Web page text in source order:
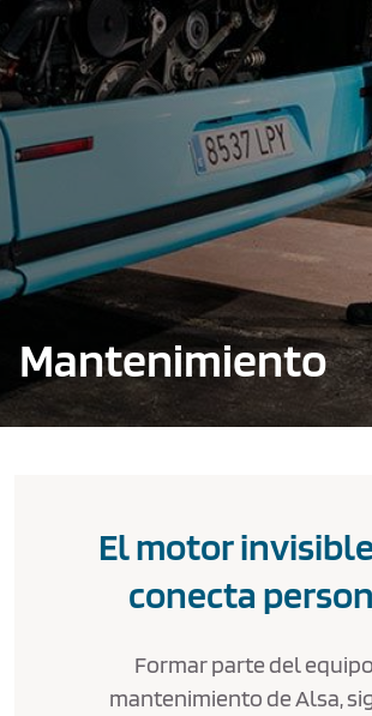
Mantenimiento
El motor
conecta
Formar parte del
mantenimiento de Alsa,